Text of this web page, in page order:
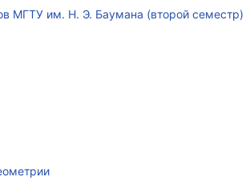
МГТУ им. Н. Э. Баумана (второй